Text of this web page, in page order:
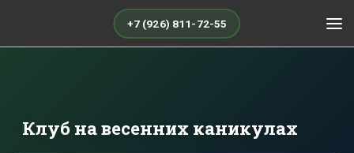
+7 (926) 811-72-55
Клуб на весенних каникулах